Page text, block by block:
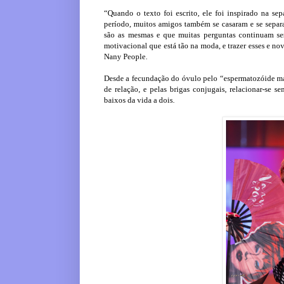
“Quando o texto foi escrito, ele foi inspirado na
período, muitos amigos também se casaram e se
são as mesmas e que muitas perguntas continuam
motivacional que está tão na moda, e trazer esses e
Nany People.
Desde a fecundação do óvulo pelo “espermatozóide
de relação, e pelas brigas conjugais, relacionar-se
baixos da vida a dois.